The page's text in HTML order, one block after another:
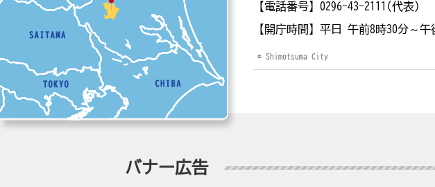
【電話番号】 0296-43-2111(代表)
【開庁時間】 平日 午前8時30分～午
© Shimotsuma City
バナー広告